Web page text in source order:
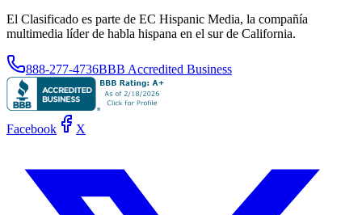
El Clasificado es parte de EC Hispanic Media, la compañía
multimedia líder de habla hispana en el sur de California.
888-277-4736BBB Accredited Business
Facebook X